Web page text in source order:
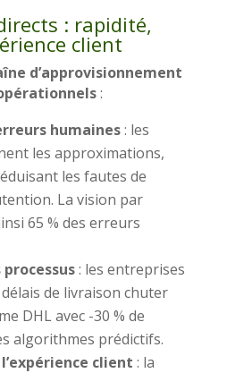
: rapidité,
client
d’approvisionnement
:
humaines: les
les approximations,
les fautes de
La vision par
65 % des erreurs
: les entreprises
de livraison chuter
DHL avec -30 % de
algorithmes prédictifs.
client : la